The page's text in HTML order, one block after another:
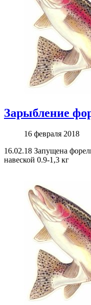
Зарыбление
16 февраля 2018
16.02.18 Запущена
навеской 0.9-1,3 кг